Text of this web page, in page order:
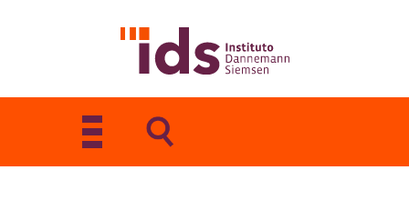
Toggle
navigation